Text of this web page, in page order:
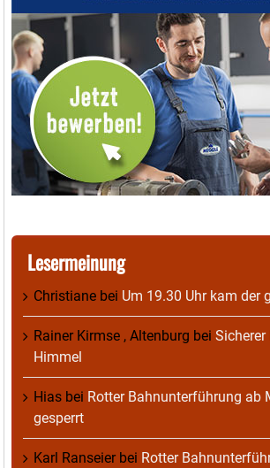
Lesermeinung
Christiane bei Um 19.30 Uhr kam der
Rainer Kirmse , Altenburg bei
Himmel
Hias bei Rotter Bahnunterführung ab
gesperrt
Karl Ranseierbei Rotter